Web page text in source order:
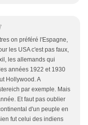
on préféré l'Espagne,
les USA c'est pas faux,
les allemands qui
années 1922 et 1930
Hollywood. A
par exemple. Mais
Et faut pas oublier
d'un peuple en
fut celui des indiens